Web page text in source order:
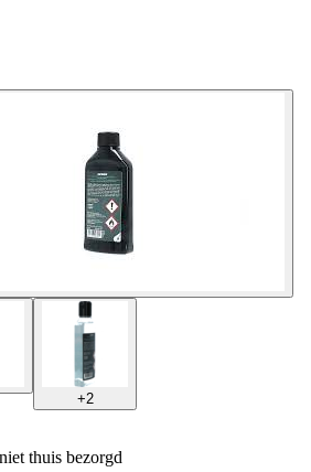
+2
thuis bezorgd